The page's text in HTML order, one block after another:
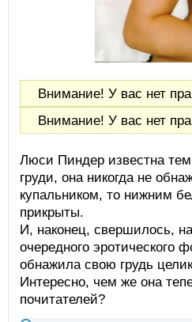
Внимание! У вас нет
Внимание! У вас нет
Люси Пиндер известна
груди, она никогда не
купальником, то нижним
прикрыты.
И, наконец, свершилось,
очередного эротического
обнажила свою грудь
Интересно, чем же она
почитателей?